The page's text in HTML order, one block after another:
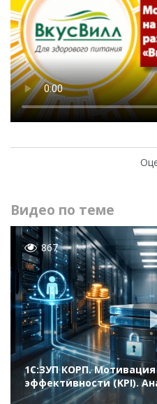
Видео по теме
867
1С:ЗУП КОРП.
эффективности (KPI).